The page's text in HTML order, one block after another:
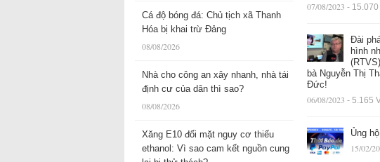
Cá độ bóng đá: Chủ tịch xã Thanh
Hóa bị khai trừ Đảng
08/08/2026
Nhà cho công an xây nhanh, nhà tái
định cư của dân thì sao?
08/08/2026
Xăng E10 đối mặt nguy cơ thiếu
ethanol: Vì sao cam kết nguồn cung
07/08/2023 -
Đài
hình
bà Nguyễn Thị
Đức!
06/08/2023 - 5.165
Ủng
15/02/